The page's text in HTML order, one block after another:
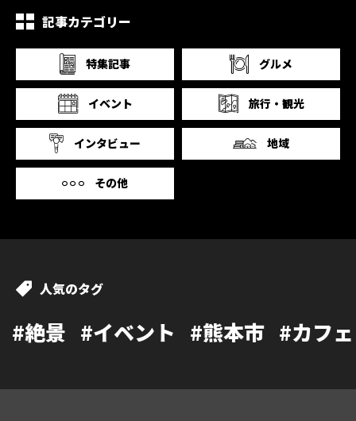
記事カテゴリー
特集記事 グルメ
イベント 旅行・観光
インタビュー 地域
その他
人気のタグ
ント #熊本市 #カフェ #温泉 #ラ